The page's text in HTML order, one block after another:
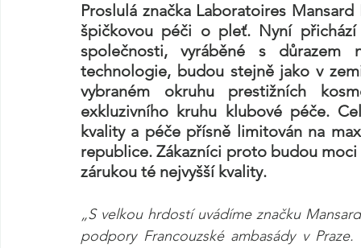
Proslulá značka Laboratoires
špičkovou péči o pleť. Nyní
společnosti, vyráběné s důrazem
technologie, budou stejně jako v
vybraném okruhu prestižních
exkluzivního kruhu klubové péče.
kvality a péče přísně limitován na
republice. Zákazníci proto budou
zárukou té nejvyšší kvality.
„S velkou hrdostí uvádíme značku
podpory Francouzské ambasády v